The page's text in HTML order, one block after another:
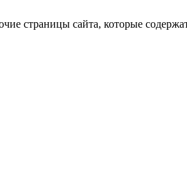
страницы сайта, которые